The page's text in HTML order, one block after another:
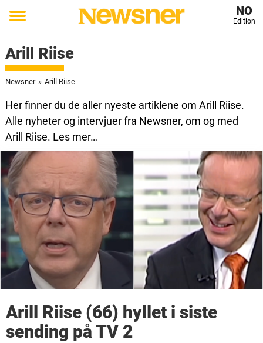
Toggle
NO
Edition
Arill Riise
Newsner » Arill Riise
Her finner du de aller nyeste artiklene om Arill Riise.
Alle nyheter og intervjuer fra Newsner, om og med
Arill Riise. Les mer…
Arill Riise (66) hyllet i siste
sending på TV 2